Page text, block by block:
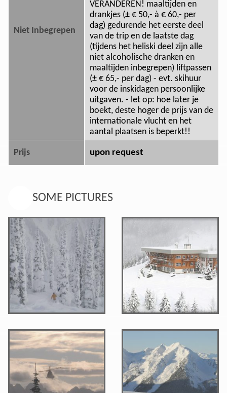
Niet Inbegrepen
VERANDEREN! maaltijden en
drankjes (± € 50,- à € 60,- per
dag) gedurende het eerste deel
van de trip en de laatste dag
(tijdens het heliski deel zijn alle
niet alcoholische dranken en
maaltijden inbegrepen) liftpassen
(± € 65,- per dag) - evt. skihuur
voor de inskidagen persoonlijke
uitgaven. - let op: hoe later je
boekt, deste hoger de prijs van de
internationale vlucht en het
aantal plaatsen is beperkt!!
Prijs upon request
SOME PICTURES